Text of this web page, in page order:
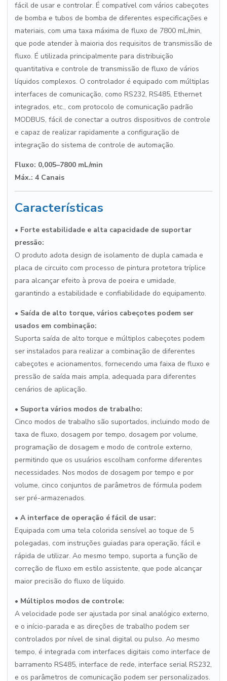
fácil de usar e controlar. É compatível com vários cabeçotes
de bomba e tubos de bomba de diferentes especificações e
materiais, com uma taxa máxima de fluxo de 7800 mL/min,
que pode atender à maioria dos requisitos de transmissão de
fluxo. É utilizada principalmente para distribuição
quantitativa e controle de transmissão de fluxo de vários
líquidos complexos. O controlador é equipado com múltiplas
interfaces de comunicação, como RS232, RS485, Ethernet
integrados, etc., com protocolo de comunicação padrão
MODBUS, fácil de conectar a outros dispositivos de controle
e capaz de realizar rapidamente a configuração de
integração do sistema de controle de automação.
Fluxo: 0,005–7800 mL/min
Máx.: 4 Canais
Características
• Forte estabilidade e alta capacidade de suportar
pressão:
O produto adota design de isolamento de dupla camada e
placa de circuito com processo de pintura protetora tríplice
para alcançar efeito à prova de poeira e umidade,
garantindo a estabilidade e confiabilidade do equipamento.
• Saída de alto torque, vários cabeçotes podem ser
usados em combinação:
Suporta saída de alto torque e múltiplos cabeçotes podem
ser instalados para realizar a combinação de diferentes
cabeçotes e acionamentos, fornecendo uma faixa de fluxo e
pressão de saída mais ampla, adequada para diferentes
cenários de aplicação.
• Suporta vários modos de trabalho:
Cinco modos de trabalho são suportados, incluindo modo de
taxa de fluxo, dosagem por tempo, dosagem por volume,
programação de dosagem e modo de controle externo,
permitindo que os usuários escolham conforme diferentes
necessidades. Nos modos de dosagem por tempo e por
volume, cinco conjuntos de parâmetros de fórmula podem
ser pré-armazenados.
• A interface de operação é fácil de usar:
Equipada com uma tela colorida sensível ao toque de 5
polegadas, com instruções guiadas para operação, fácil e
rápida de utilizar. Ao mesmo tempo, suporta a função de
correção de fluxo em estilo assistente, que pode alcançar
maior precisão do fluxo de líquido.
• Múltiplos modos de controle:
A velocidade pode ser ajustada por sinal analógico externo,
e o início-parada e as direções de trabalho podem ser
controlados por nível de sinal digital ou pulso. Ao mesmo
tempo, é integrada com interfaces digitais como interface de
barramento RS485, interface de rede, interface serial RS232,
e os parâmetros de comunicação podem ser personalizados.